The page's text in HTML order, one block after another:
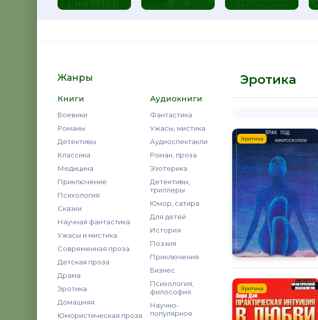
Жанры
Книги
Боевики
Романы
Детективы
Классика
Медицина
Приключение
Психология
Сказки
Научная фантастика
Ужасы и мистика
Современная проза
Детская проза
Драма
Эротика
Домашняя
Юмористическая проза
Аудиокниги
Фантастика
Ужасы, мистика
Аудиоспектакли
Роман, проза
Эзотерика
Детективы,
триллеры
Юмор, сатира
Для детей
История
Поэзия
Приключения
Бизнес
Психология,
философия
Научно-
популярное
Эротика
Эротика
Эротика